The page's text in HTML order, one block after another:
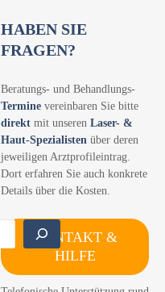
HABEN SIE
FRAGEN?
Beratungs- und Behandlungs-
Termine vereinbaren Sie bitte
direkt mit unseren Laser- &
Haut-Spezialisten über deren
jeweiligen Arztprofileintrag.
Dort erfahren Sie auch konkrete
Details über die Kosten.
KONTAKT &
HILFE